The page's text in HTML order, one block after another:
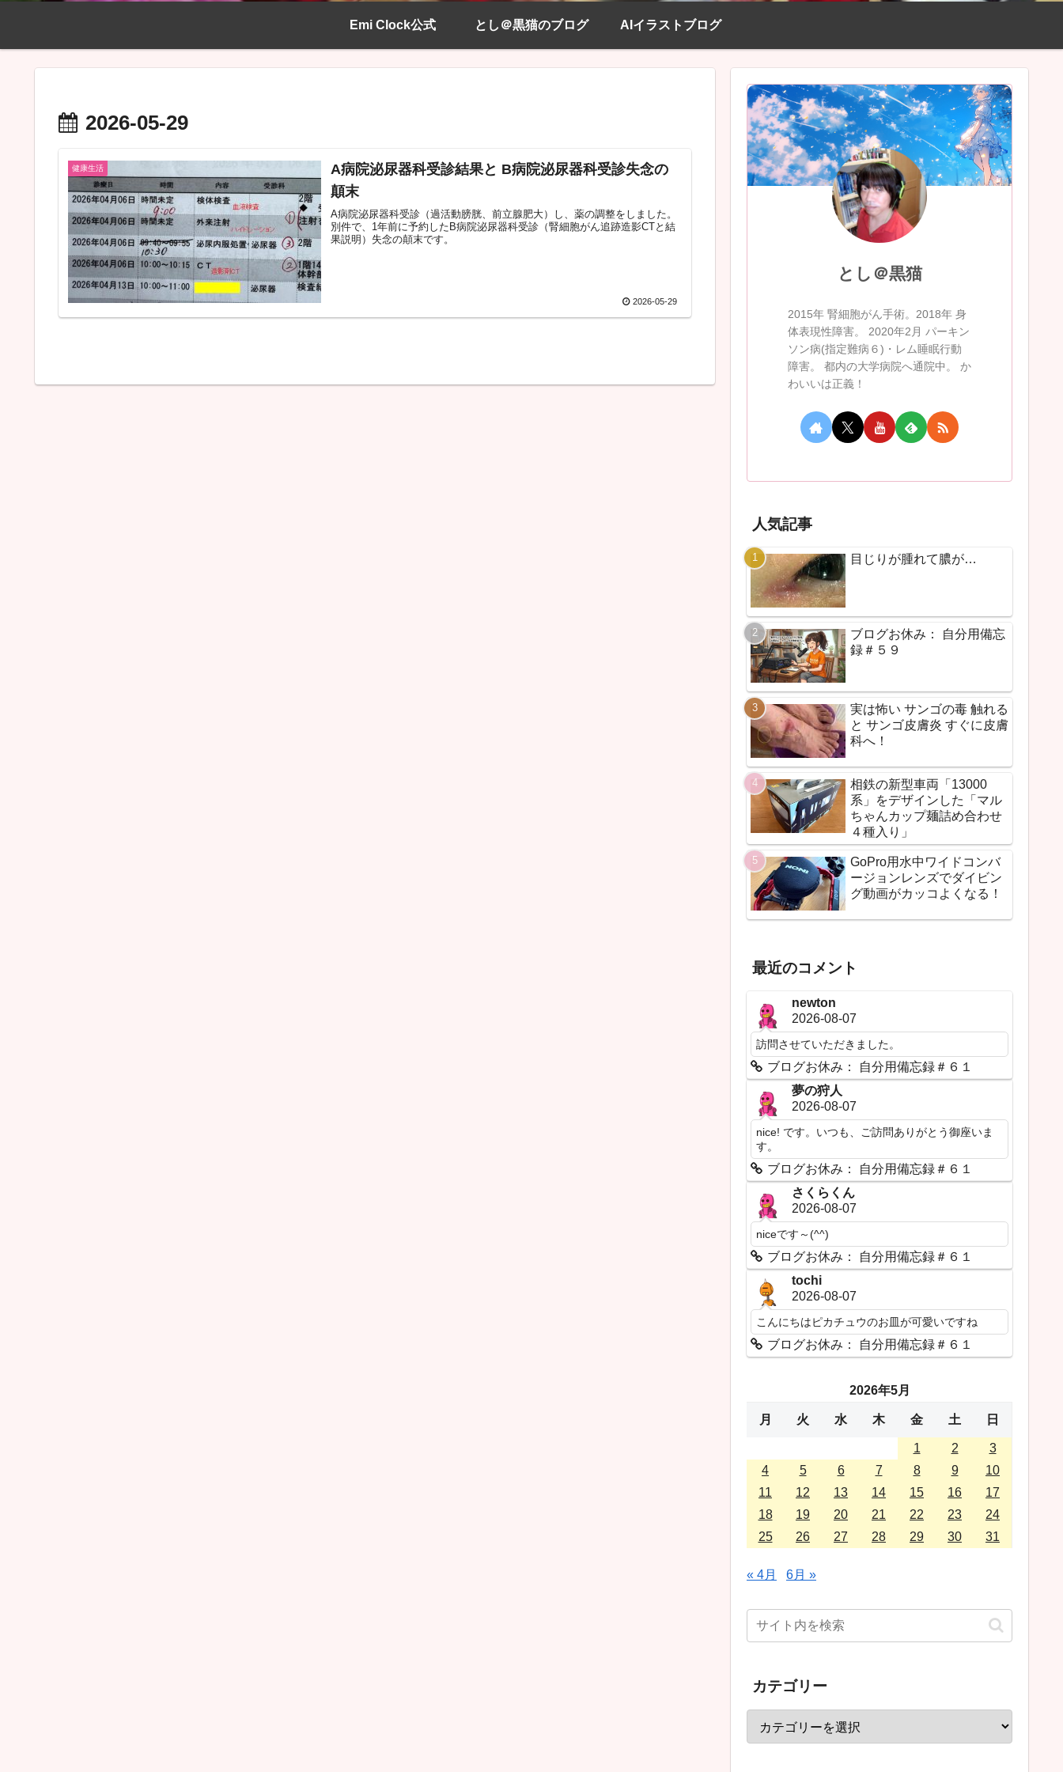
Emi Clock公式 とし＠黒猫のブログ AIイラストブログ
2026-05-29
健康生活
A病院泌尿器科受診結果と B病院泌尿器科受診失念の
顛末
A病院泌尿器科受診（過活動膀胱、前立腺肥大）し、薬の調整をしました。
別件で、1年前に予約したB病院泌尿器科受診（腎細胞がん追跡造影CTと結
果説明）失念の顛末です。
2026-05-29
とし＠黒猫
2015年 腎細胞がん手術。2018年 身
体表現性障害。 2020年2月 パーキン
ソン病(指定難病６)・レム睡眠行動
障害。 都内の大学病院へ通院中。 か
わいいは正義！
人気記事
目じりが腫れて膿が…
ブログお休み： 自分用備忘
録＃５９
実は怖い サンゴの毒 触れる
と サンゴ皮膚炎 すぐに皮膚
科へ！
相鉄の新型車両「13000
系」をデザインした「マル
ちゃんカップ麺詰め合わせ
４種入り」
GoPro用水中ワイドコンバ
ージョンレンズでダイビン
グ動画がカッコよくなる！
最近のコメント
newton
2026-08-07
訪問させていただきました。
ブログお休み： 自分用備忘録＃６１
夢の狩人
2026-08-07
nice! です。いつも、ご訪問ありがとう御座いま
す。
ブログお休み： 自分用備忘録＃６１
さくらくん
2026-08-07
niceです～(^^)
ブログお休み： 自分用備忘録＃６１
tochi
2026-08-07
こんにちはピカチュウのお皿が可愛いですね
ブログお休み： 自分用備忘録＃６１
2026年5月
月 火 水 木 金 土 日
1 2
3
4
5 6 7 8 9
10
11
12 13 14 15 16
17
18
19 20 21 22 23
24
25
26 27 28 29 30 31
« 4月 6月 »
カテゴリー